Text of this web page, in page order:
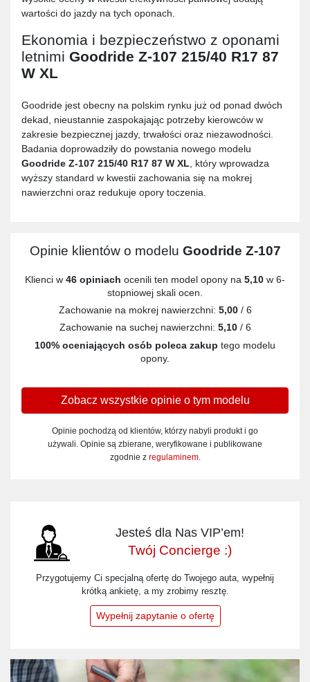
wartości do jazdy na tych oponach.
Ekonomia i bezpieczeństwo z oponami
letnimi Goodride Z-107 215/40 R17 87
W XL
Goodride jest obecny na polskim rynku już od ponad dwóch
dekad, nieustannie zaspokajając potrzeby kierowców w
zakresie bezpiecznej jazdy, trwałości oraz niezawodności.
Badania doprowadziły do powstania nowego modelu
Goodride Z-107 215/40 R17 87 W XL, który wprowadza
wyższy standard w kwestii zachowania się na mokrej
nawierzchni oraz redukuje opory toczenia.
Opinie klientów o modelu Goodride Z-107
Klienci w 46 opiniach ocenili ten model opony na 5,10 w 6-
stopniowej skali ocen.
Zachowanie na mokrej nawierzchni: 5,00/ 6
Zachowanie na suchej nawierzchni: 5,10/ 6
100% oceniających osób poleca zakup tego modelu
opony.
Zobacz wszystkie opinie o tym modelu
Opinie pochodzą od klientów, którzy nabyli produkt i go
używali. Opinie są zbierane, weryfikowane i publikowane
zgodnie z regulaminem.
Jesteś dla Nas VIP’em!
Twój Concierge :)
Przygotujemy Ci specjalną ofertę do Twojego auta, wypełnij
krótką ankietę, a my zrobimy resztę.
Wypełnij zapytanie o ofertę